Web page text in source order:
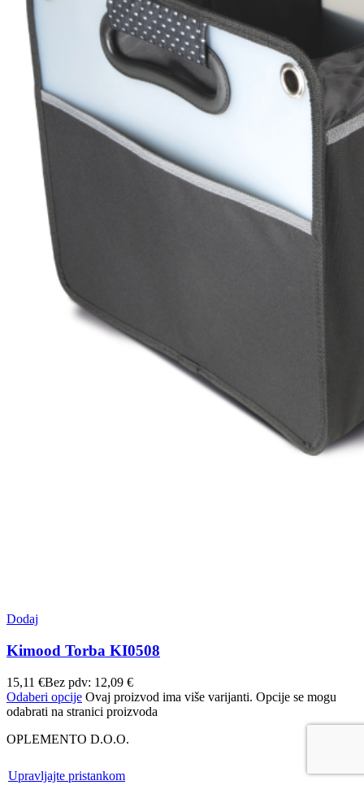
Dodaj
Kimood Torba KI0508
15,11 €Bez pdv: 12,09 €
Odaberi opcije Ovaj proizvod ima više varijanti. Opcije se mogu
odabrati na stranici proizvoda
OPLEMENTO D.O.O.
Upravljajte pristankom